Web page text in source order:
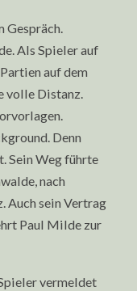
Als Spieler auf
auf dem
volle Distanz.
Denn
Sein Weg führte
nach
Auch sein Vertrag
Paul Milde zur
vermeldet